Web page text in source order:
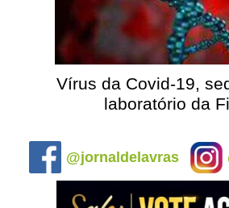
Vírus da Covid-19,
laboratório da
@jornaldelavras